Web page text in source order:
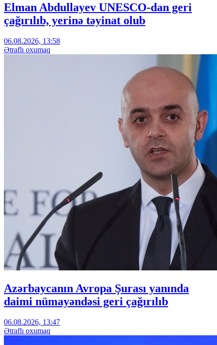
Elman Abdullayev UNESCO-dan geri
çağırılıb, yerinə təyinat olub
06.08.2026, 13:58
Ətraflı oxumaq
Azərbaycanın Avropa Şurası yanında
daimi nümayəndəsi geri çağırılıb
06.08.2026, 13:47
Ətraflı oxumaq